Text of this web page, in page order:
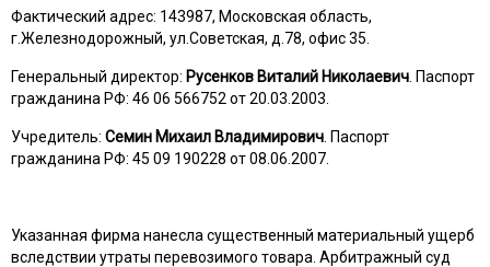
Фактический адрес: 143987, Московская область,
г.Железнодорожный, ул.Советская, д.78, офис 35.
Генеральный директор: Русенков Виталий Николаевич . Паспорт
гражданина РФ: 46 06 566752 от 20.03.2003.
Учредитель: Семин Михаил Владимирович . Паспорт
гражданина РФ: 45 09 190228 от 08.06.2007.
Указанная фирма нанесла существенный материальный ущерб
вследствии утраты перевозимого товара. Арбитражный суд